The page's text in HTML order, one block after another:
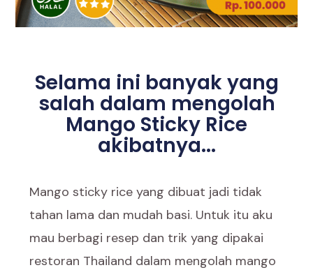
Selama ini banyak yang
salah dalam mengolah
Mango Sticky Rice
akibatnya...
Mango sticky rice yang dibuat jadi tidak
tahan lama dan mudah basi. Untuk itu aku
mau berbagi resep dan trik yang dipakai
restoran Thailand dalam mengolah mango